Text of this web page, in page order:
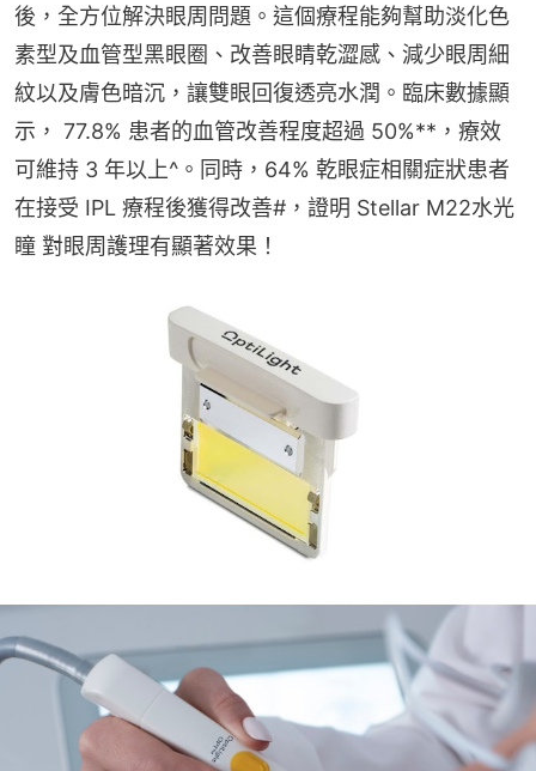
後，全方位解決眼周問題。這個療程能夠幫助淡化色
素型及血管型黑眼圈、改善眼睛乾澀感、減少眼周細
紋以及膚色暗沉，讓雙眼回復透亮水潤。臨床數據顯
示， 77.8% 患者的血管改善程度超過 50%**，療效
可維持 3 年以上^。同時，64% 乾眼症相關症狀患者
在接受 IPL 療程後獲得改善#，證明 Stellar M22水光
瞳 對眼周護理有顯著效果！